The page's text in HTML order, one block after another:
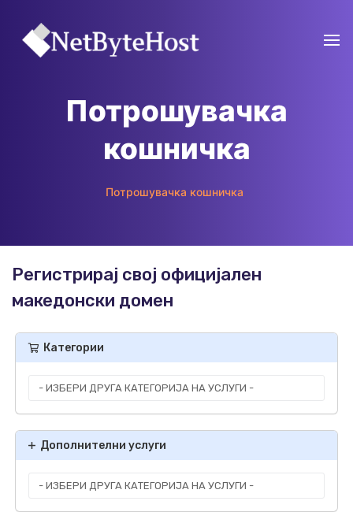
Потрошувачка
кошничка
Потрошувачка кошничка
Регистрирај свој официјален
македонски домен
Категории
Дополнителни услуги